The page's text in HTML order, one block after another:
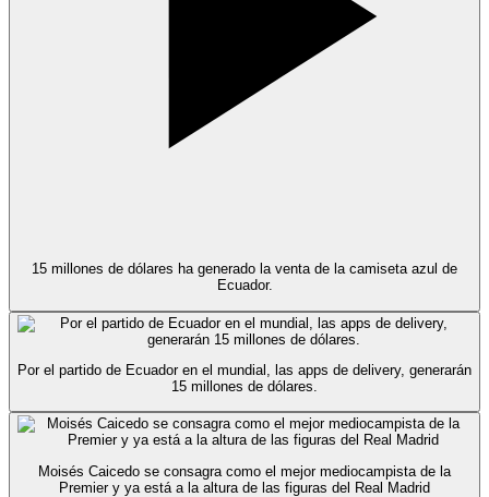
15 millones de dólares ha generado la venta de la camiseta azul de
Ecuador.
Por el partido de Ecuador en el mundial, las apps de delivery, generarán
15 millones de dólares.
Moisés Caicedo se consagra como el mejor mediocampista de la
Premier y ya está a la altura de las figuras del Real Madrid